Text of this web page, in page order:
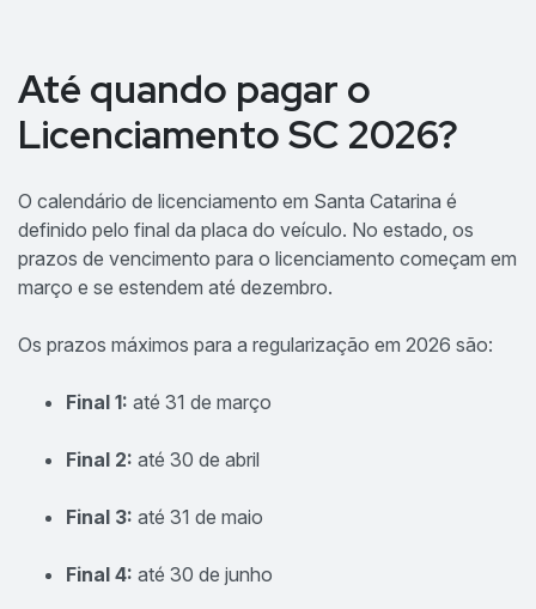
Até quando pagar o
Licenciamento SC 2026?
O calendário de licenciamento em Santa Catarina é
definido pelo final da placa do veículo. No estado, os
prazos de vencimento para o licenciamento começam em
março e se estendem até dezembro.
Os prazos máximos para a regularização em 2026 são:
Final 1: até 31 de março
Final 2: até 30 de abril
Final 3: até 31 de maio
Final 4: até 30 de junho